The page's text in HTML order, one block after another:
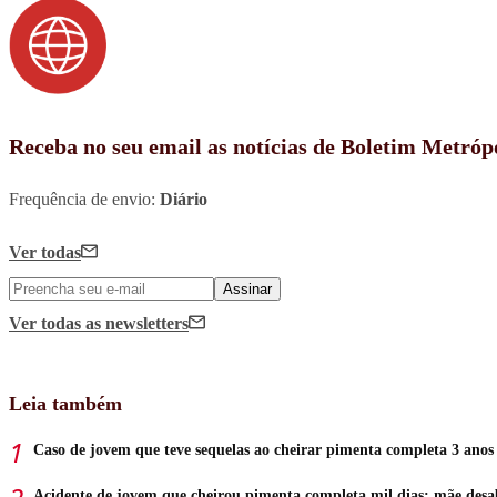
Receba no seu email as notícias de Boletim
Frequência de envio: Diário
Ver todas
Assinar
Ver todas as newsletters
Leia também
Caso de jovem que teve sequelas ao cheirar pimenta completa 3 anos